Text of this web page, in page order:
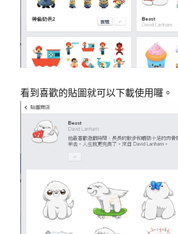
看到喜歡的貼圖就可以下載使用囉。